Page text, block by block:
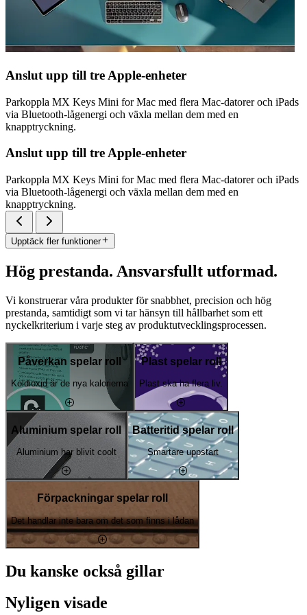
Anslut upp till tre Apple-enheter
Parkoppla MX Keys Mini for Mac med flera Mac-datorer och iPads
via Bluetooth-lågenergi och växla mellan dem med en
knapptryckning.
Anslut upp till tre Apple-enheter
Parkoppla MX Keys Mini for Mac med flera Mac-datorer och iPads
via Bluetooth-lågenergi och växla mellan dem med en
knapptryckning.
Upptäck fler funktioner
Hög prestanda. Ansvarsfullt utformad.
Vi konstruerar våra produkter för snabbhet, precision och hög
prestanda, samtidigt som vi tar hänsyn till hållbarhet som ett
nyckelkriterium i varje steg av produktutvecklingsprocessen.
Påverkan spelar roll
Koldioxid är de nya kalorierna
Plast spelar roll
Plast ska ha flera liv.
Aluminium spelar roll
Aluminium har blivit coolt
Batteritid spelar roll
Smartare uppstart
Förpackningar spelar roll
Det handlar inte bara om det som finns i lådan
Du kanske också gillar
Nyligen visade